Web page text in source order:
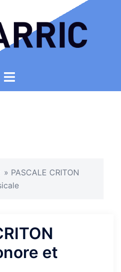
Ouvrir/fermer
» PASCALE CRITON
et